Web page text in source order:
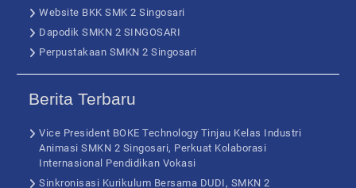
Website BKK SMK 2 Singosari
Dapodik SMKN 2 SINGOSARI
Perpustakaan SMKN 2 Singosari
Berita Terbaru
Vice President BOKE Technology Tinjau Kelas Industri
Animasi SMKN 2 Singosari, Perkuat Kolaborasi
Internasional Pendidikan Vokasi
Sinkronisasi Kurikulum Bersama DUDI, SMKN 2